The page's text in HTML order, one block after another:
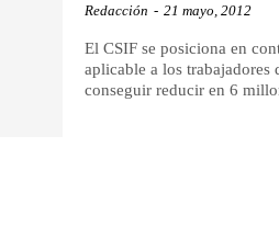
Redacción - 21 mayo, 2012
El CSIF se posiciona en
aplicable a los trabajadores
conseguir reducir en 6